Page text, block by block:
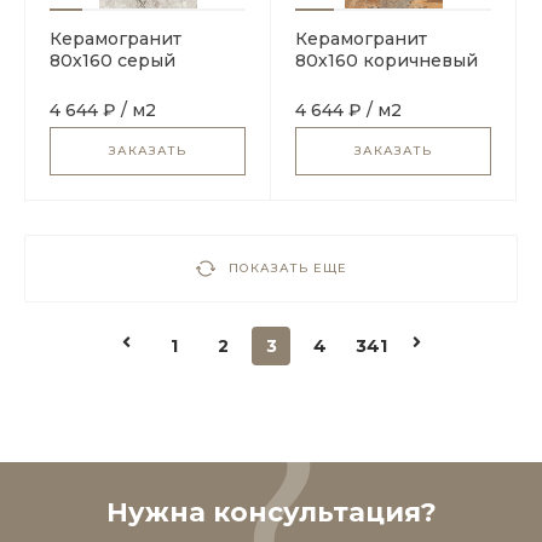
Керамогранит
80х160 серый
HG Glossy Ceppo Di
Grey
4 644 ₽ / м2
ЗАКАЗАТЬ
Керамогранит
80х160 коричневый
HG Glossy Breccia
Fantastico Brown
4 644 ₽ / м2
ЗАКАЗАТЬ
ПОКАЗАТЬ ЕЩЕ
1 2 3 4 341
Нужна консультация?